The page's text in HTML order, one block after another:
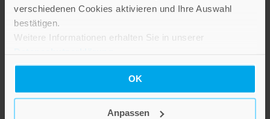
verschiedenen Cookies aktivieren und Ihre Auswahl
bestätigen.
Weitere Informationen erhalten Sie in unserer
OK
Anpassen